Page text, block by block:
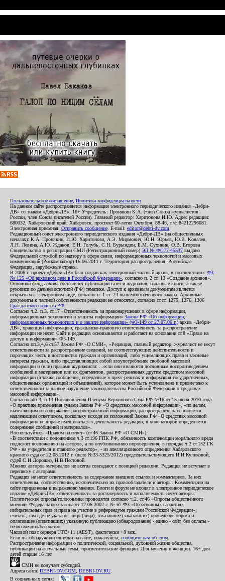
Пользовательское соглашение Политика конфиденциальности
На данном сайте распространяется информация электронного периодического издания «Дебри-
ДВ» со знаком «Дебри-ДВ». 16+ Учредитель: Пронякин К.А. (член Союза журналистов
России, член Союза писателей России). Главный редактор: Харитонова И.Ю. Адрес редакции:
680032, Хабаровский край, Хабаровск, проспект 60-летия Октября, 88-46, т./ф.84212296081.
Электронная приемная: Отправить сообщение . E-mail: editor@debri-dv.com
Редакционный совет электронного периодического издания «Дебри-ДВ» (на общественных
началах): К.А. Пронякин, И.Ю. Харитонова, А.Э. Мирмович, Ю.Н. Юрьев, Ю.В. Ковалев,
Л.Н. Левина, А.Ю. Жданов, Е.Н. Голубь, С.Н. Бурындин, Б.М. Сухинин, О.В. Егорова
Свидетельство о регистрации СМИ (Регистрационный номер) ЭЛ № ФС77-45537 выдано
Федеральной службой по надзору в сфере связи, информационных технологий и массовых
коммуникаций (Роскомнадзор) 16.06.2011 г. Территория распространения: Российская
Федерация, зарубежные страны.
В 2006 г. проект «Дебри-ДВ» был создан как электронный частный архив, в соответствии с ФЗ
№ 125 «Об архивном деле в Российской Федерации» , согласно п. 2 ст. 13 «Создание архивов».
Основной фонд архива составляют публикации газет и журналов, изданные книги, а также
рукописи по дальневосточной (РФ) тематике. Доступ к архивным документам является
открытым в электронном виде, согласно п. 1 ст. 24 вышеобозначенного закона. Архивные
документы к частной собственности редакции не относятся, согласно ст.ст. 1275, 1276, 1306
Гражданского кодекса РФ
Согласно ч.2. п.3. ст.17 «Ответственность за правонарушения в сфере информации,
информационных технологий и защиты информации» Закона РФ «Об информации,
информационных технологиях и о защите информации» (ФЗ-149 от 27.07.06 г.) архив «Дебри-
ДВ», хранящий информацию, гражданско-правовую ответственность за распространение
информации не несет. Сайт и редакция основываются и работают на основании ст.8 «Право на
доступ к информации» ФЗ-149.
Согласно пп.3,4,6 ст.57 Закона РФ «О СМИ», «Редакция, главный редактор, журналист не несут
ответственности за распространение сведений, не соответствующих действительности и
порочащих честь и достоинство граждан и организаций, либо ущемляющих права и законные
интересы граждан, либо представляющих собой злоупотребление свободой массовой
информации и (или) правами журналиста: ...если они являются дословным воспроизведением
сообщений и материалов или их фрагментов, распространенных другим средством массовой
информации (а также сообщения, переданные в пресс-релизах и информация государственных,
общественных организаций и объединений), которое может быть установлено и привлечено к
ответственности за данное нарушение законодательства Российской Федерации о средствах
массовой информации».
Согласно абз.3, п.13 Постановления Пленума Верховного Суда РФ №16 от 15 июня 2010 года
«О практике применения судами Закона РФ «О средствах массовой информации», «по делам,
вытекающим из содержания распространенной информации, распространитель не является
надлежащим ответчиком, поскольку исходя из положений Закона РФ «О средствах массовой
информации» не вправе вмешиваться в деятельность редакции, в ходе которой определяется
содержание сообщений и материалов».
Воспользуйтесь «Правом на ответ» (ст.46 Закона РФ «О СМИ»).
«В соответствии с положением ч.3 ст.196 ГПК РФ, обязанность компенсации морального вреда
подлежит возложению на авторов, а по опубликованию опровержения, в порядке ч.2 ст.152 ГК
РФ - на учредителя и главного редактор», - из апелляционного определения Хабаровского
краевого суда от 22.08.2012 г. (дело №33-5325/2012) председательствующего И.И.Куликовой,
судей С.И.Дорожко, Н.В.Пестовой.
Мнения авторов материалов не всегда совпадают с позицией редакции. Редакция не вступает в
переписку с авторами.
Редакция не несет ответственность за содержание внешних ссылок и комментариев. За них
ответственны, соответственно, исключительно их правообладатели и авторы. Комментарии на
сайте приравнены к выражению мнения. Блоги и форум не входят в электронное периодическое
издание «Дебри-ДВ», ответственность за достоверность и наполняемость несут авторы.
Политические опросы/голосования проводятся согласно ч.2. ст.46 «Опросы общественного
мнения» Федерального закона от 12.06.2002 г. № 67-ФЗ «Об основных гарантиях
избирательных прав и права на участие в референдуме граждан Российской Федерации»;
считать, там где не указано: лицо (лица), заказавшее (заказавших) проведение опроса и
оплатившее (оплативших) указанную публикацию (обнародование) - едино - сайт, без оплаты -
безвозмездно/бесплатно.
Часовой пояс сервера UTC+11 (AEST), фактически +8 мск.
Если вы обнаружили ошибки на сайте, пожалуйста, сообщите нам об этом
Распространение информации о политической, социальной, духовной жизни общества,
публикации на актуальные темы, просветительские функции. Для мужчин и женщин. 16+ для
детей старше 16 лет.
СМИ не получает субсидий.
Адреса сайта: DEBRI-DV.COM DEBRI-DV.RU
В социальных сетях: